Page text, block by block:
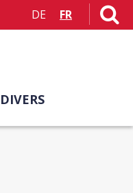
DE FR
DIVERS